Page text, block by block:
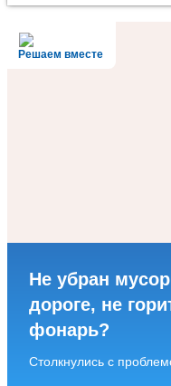
Решаем вместе
Не убран
дороге, не
фонарь?
Столкнулись с